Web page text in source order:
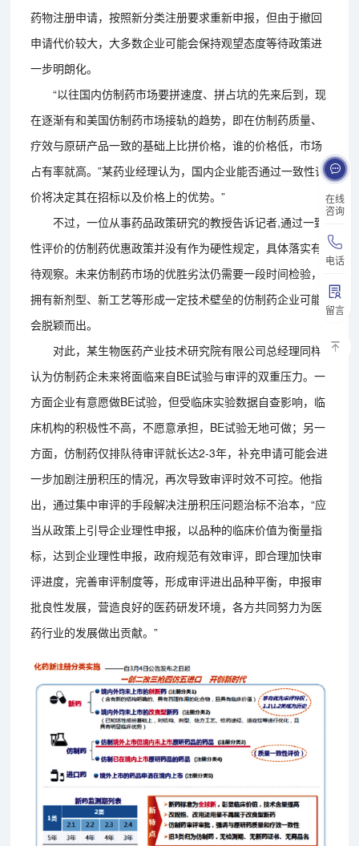
在线
咨询
电话
留言
药物注册申请，按照新分类注册要求重新申报，但由于撤回
申请代价较大，大多数企业可能会保持观望态度等待政策进
一步明朗化。
“以往国内仿制药市场要拼速度、拼占坑的先来后到，现
在逐渐有和美国仿制药市场接轨的趋势，即在仿制药质量、
疗效与原研产品一致的基础上比拼价格，谁的价格低，市场
占有率就高。”某药业经理认为，国内企业能否通过一致性评
价将决定其在招标以及价格上的优势。”
不过，一位从事药品政策研究的教授告诉记者,通过一致
性评价的仿制药优惠政策并没有作为硬性规定，具体落实有
待观察。未来仿制药市场的优胜劣汰仍需要一段时间检验，
拥有新剂型、新工艺等形成一定技术壁垒的仿制药企业可能
会脱颖而出。
对此，某生物医药产业技术研究院有限公司总经理同样
认为仿制药企未来将面临来自BE试验与审评的双重压力。一
方面企业有意愿做BE试验，但受临床实验数据自查影响，临
床机构的积极性不高，不愿意承担，BE试验无地可做；另一
方面，仿制药仅排队待审评就长达2-3年，补充申请可能会进
一步加剧注册积压的情况，再次导致审评时效不可控。他指
出，通过集中审评的手段解决注册积压问题治标不治本，“应
当从政策上引导企业理性申报，以品种的临床价值为衡量指
标，达到企业理性申报，政府规范有效审评，即合理加快审
评进度，完善审评制度等，形成审评进出品种平衡，申报审
批良性发展，营造良好的医药研发环境，各方共同努力为医
药行业的发展做出贡献。”